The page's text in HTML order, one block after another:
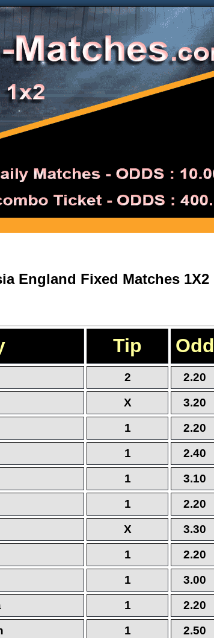
England Fixed Matches 1X2
Tip Odd
2 2.20
X 3.20
1 2.20
1 2.40
1 3.10
1 2.20
X 3.30
1 2.20
1 3.00
1 2.20
1 2.50